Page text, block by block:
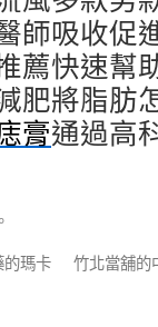
師吸收促
薦快速幫
肥將脂肪
膏通過高
。
瑪卡
竹北當舖的